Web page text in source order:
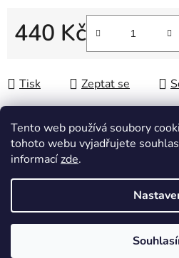
Tento web používá soubory
tohoto webu vyjadřujete
informacízde.
440 Kč
Tisk Zeptat se
Popis
Vytvořil